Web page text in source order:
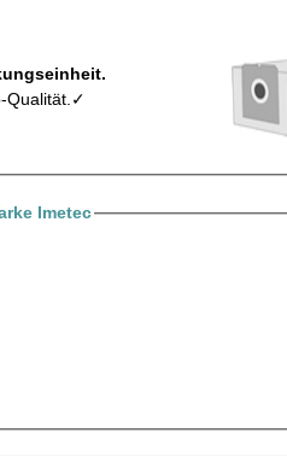
Y18 pro Verpackungseinheit.
Qualität.✓
Imetec